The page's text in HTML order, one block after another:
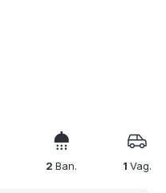
2Ban. 1Vag.